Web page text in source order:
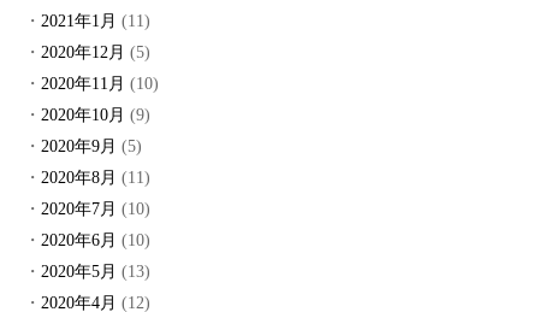
2021年1月 (11)
2020年12月 (5)
2020年11月 (10)
2020年10月 (9)
2020年9月 (5)
2020年8月 (11)
2020年7月 (10)
2020年6月 (10)
2020年5月 (13)
2020年4月 (12)